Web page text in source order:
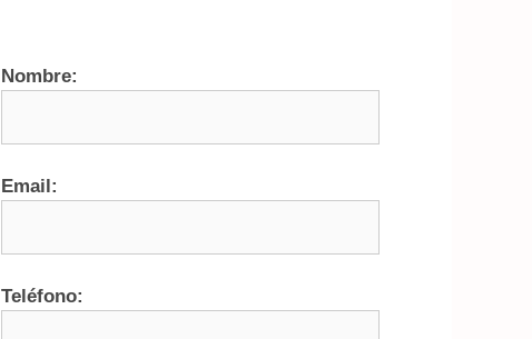
Nombre:
Email:
Teléfono: